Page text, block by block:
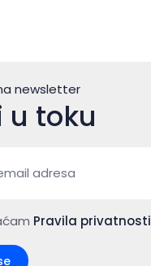
newsletter
u toku
Pravila privatnosti